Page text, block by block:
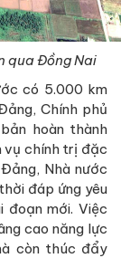
qua Đồng Nai
có 5.000 km
Chính phủ
hoàn thành
vụ chính trị đặc
Nhà nước
đáp ứng yêu
mới. Việc
cao năng lực
còn thúc đẩy